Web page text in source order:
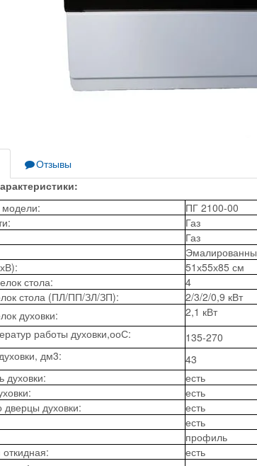
Отзывы
ПГ 2100-00
Газ
Газ
51х55х85 см
стола:
4
стола (ПЛ/ПП/ЗЛ/ЗП):
2/3/2/0,9 кВт
духовки:
2,1 кВт
работы духовки,ооС:
135-270
дм3:
43
духовки:
есть
есть
дверцы духовки:
есть
есть
профиль
есть